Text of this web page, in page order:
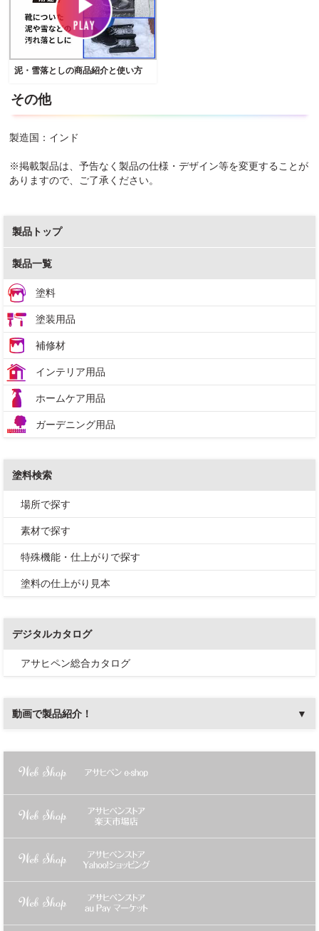
泥・雪落としの商品紹介と使い方
その他
製造国：インド
※掲載製品は、予告なく製品の仕様・デザイン等を変更することが
ありますので、ご了承ください。
製品トップ
製品一覧
塗料
塗装用品
補修材
インテリア用品
ホームケア用品
ガーデニング用品
塗料検索
場所で探す
素材で探す
特殊機能・仕上がりで探す
塗料の仕上がり見本
デジタルカタログ
アサヒペン総合カタログ
動画で製品紹介！